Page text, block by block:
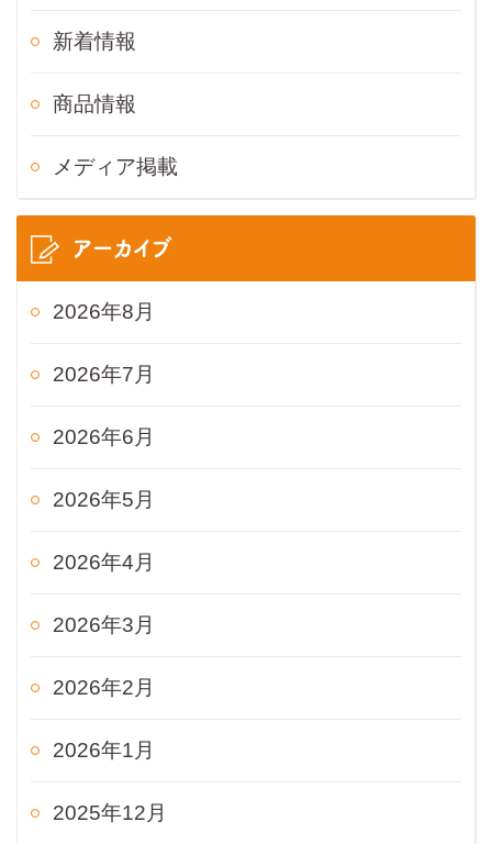
新着情報
商品情報
メディア掲載
アーカイブ
2026年8月
2026年7月
2026年6月
2026年5月
2026年4月
2026年3月
2026年2月
2026年1月
2025年12月